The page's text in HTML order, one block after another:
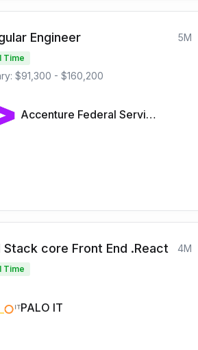
Engineer 5M
Time
$91,300 - $160,200
Accenture Federal Services
Stack core Front End .React 4M
Time
PALO IT